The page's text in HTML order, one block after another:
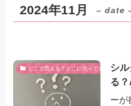
2024年11月 – date
どこで買える？どこに売ってる？
シ
る
ーが